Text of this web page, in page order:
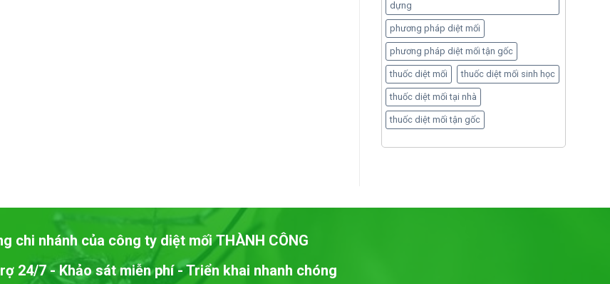
dựng
phương pháp diệt mối
phương pháp diệt mối tận gốc
thuốc diệt mối thuốc diệt mối sinh học
thuốc diệt mối tại nhà
thuốc diệt mối tận gốc
chi nhánh của công ty diệt mốiTHÀNH CÔNG
24/7 - Khảo sát miễn phí - Triển khai nhanh chóng